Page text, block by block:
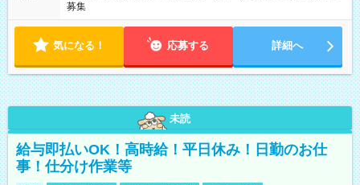
募集
気になる！ 応募する 詳細へ
未読
給与即払いOK！高時給！平日休み！日勤のお仕
事！仕分け作業等